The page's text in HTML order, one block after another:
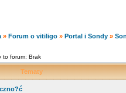
» Forum o vitiligo » Portal i Sondy »
to forum: Brak
Tematy